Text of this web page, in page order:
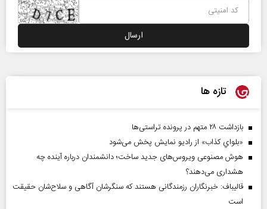
تازه ها
بازداشت ۲۸ متهم در پرونده تراستی‌ها
«بلواي کذاب» از رادیو نمایش پخش می‌شود
هوش مصنوعی ویروس‌های جدید ساخت؛ دانشمندان درباره آینده چه
هشداری می‌دهند؟
قالیباف: خبرنگاران رزمندگانی هستند که سنگرشان آگاهی و سلاح‌شان حقیقت
است